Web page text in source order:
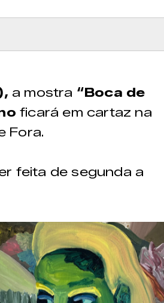
a mostra “Boca de
ficará em cartaz na
Fora.
feita de segunda a